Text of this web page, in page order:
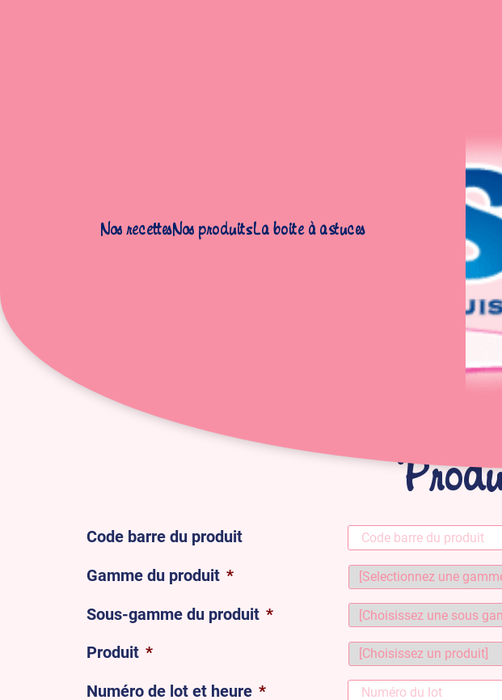
Nos recettesNos produitsLa boite à astuces
Une
Code barre du produit
Gamme du produit *
Sous-gamme du produit *
Produit *
Numéro de lot et heure *